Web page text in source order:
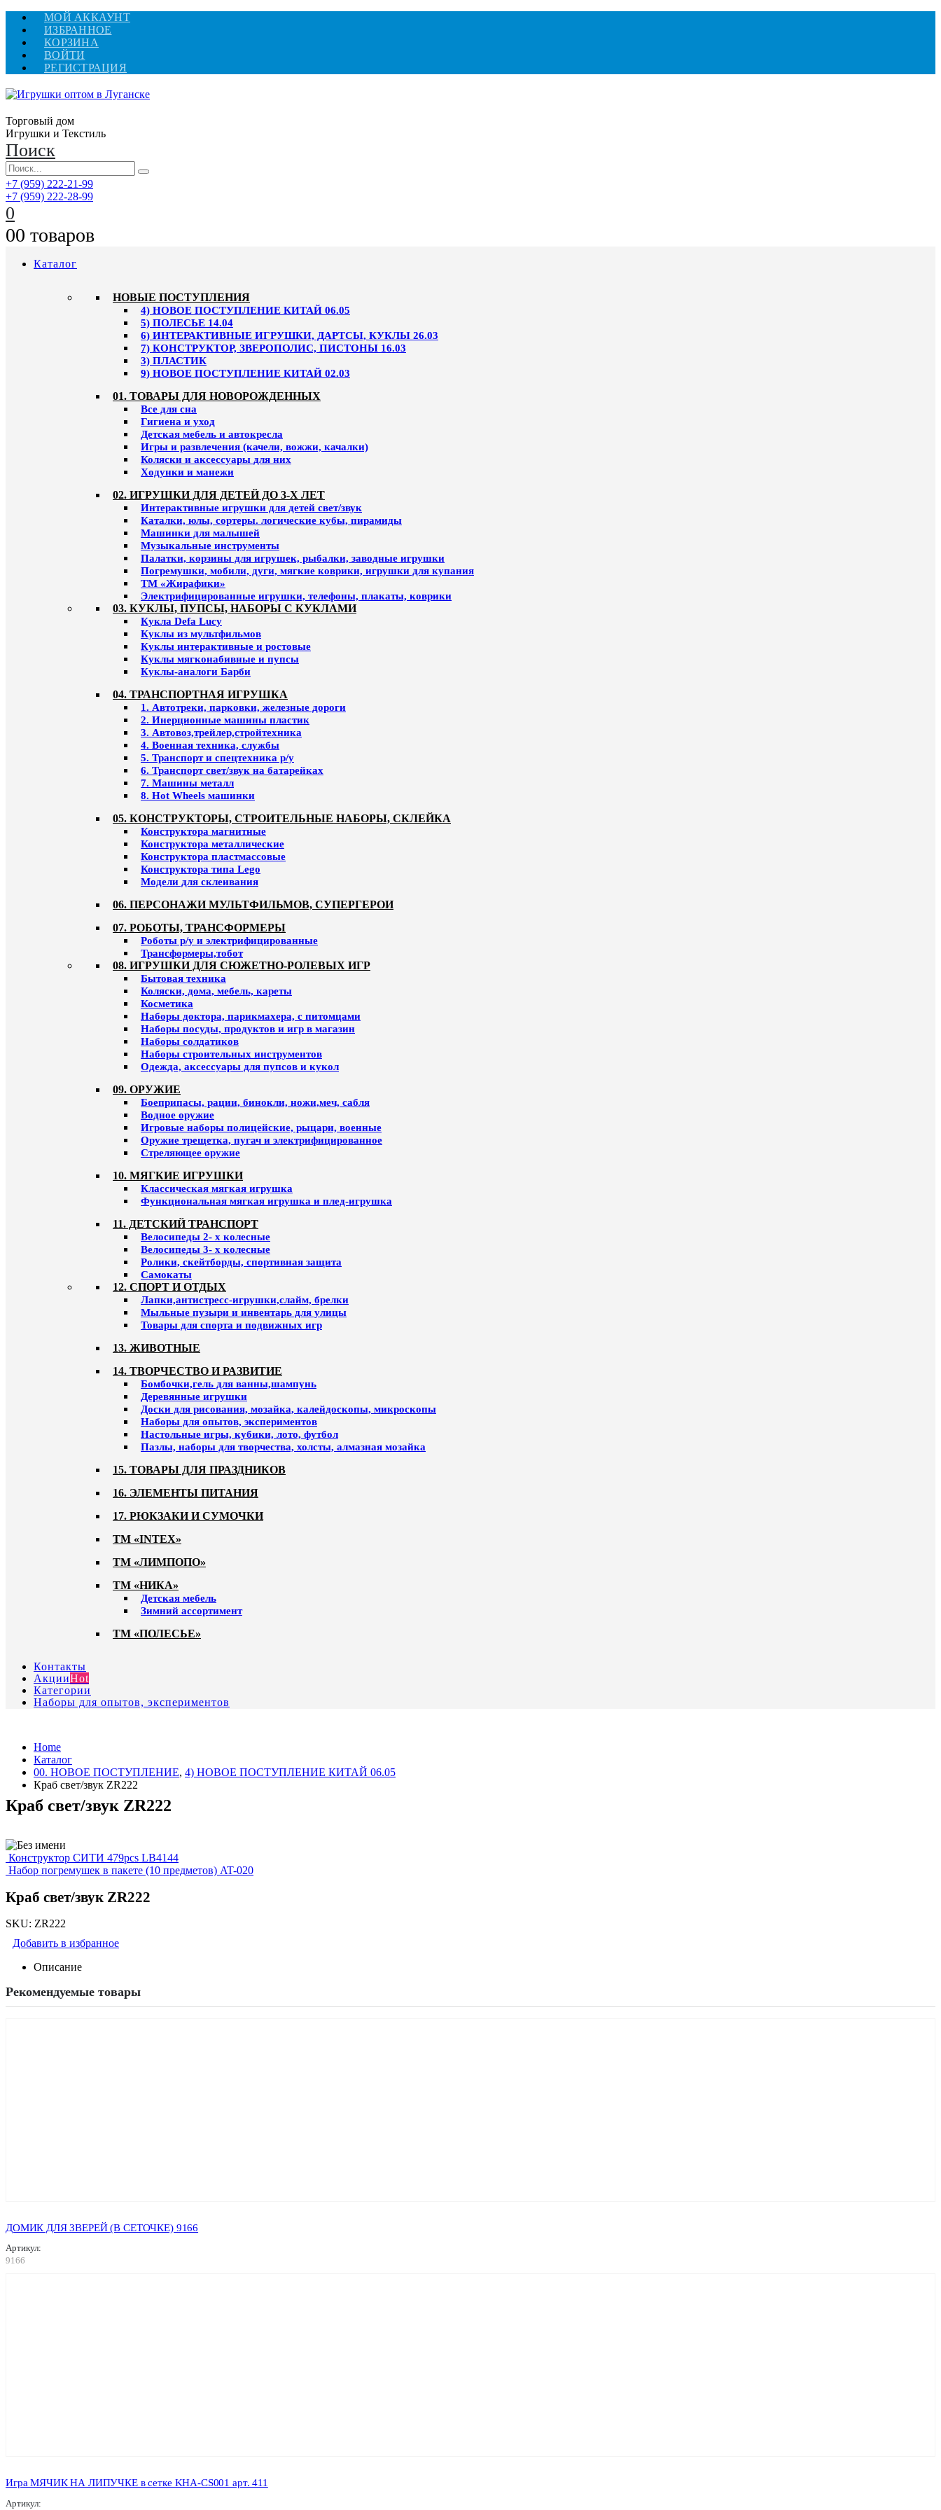
МОЙ АККАУНТ
ИЗБРАННОЕ
КОРЗИНА
ВОЙТИ
РЕГИСТРАЦИЯ
Торговый дом
Игрушки и Текстиль
Поиск
+7 (959) 222-21-99
+7 (959) 222-28-99
0
00 товаров
Каталог
НОВЫЕ ПОСТУПЛЕНИЯ
4) НОВОЕ ПОСТУПЛЕНИЕ КИТАЙ 06.05
5) ПОЛЕСЬЕ 14.04
6) ИНТЕРАКТИВНЫЕ ИГРУШКИ, ДАРТСЫ, КУКЛЫ 26.03
7) КОНСТРУКТОР, ЗВЕРОПОЛИС, ПИСТОНЫ 16.03
3) ПЛАСТИК
9) НОВОЕ ПОСТУПЛЕНИЕ КИТАЙ 02.03
01. ТОВАРЫ ДЛЯ НОВОРОЖДЕННЫХ
Все для сна
Гигиена и уход
Детская мебель и автокресла
Игры и развлечения (качели, вожжи, качалки)
Коляски и аксессуары для них
Ходунки и манежи
02. ИГРУШКИ ДЛЯ ДЕТЕЙ ДО 3-Х ЛЕТ
Интерактивные игрушки для детей свет/звук
Каталки, юлы, сортеры. логические кубы, пирамиды
Машинки для малышей
Музыкальные инструменты
Палатки, корзины для игрушек, рыбалки, заводные игрушки
Погремушки, мобили, дуги, мягкие коврики, игрушки для купания
ТМ «Жирафики»
Электрифицированные игрушки, телефоны, плакаты, коврики
03. КУКЛЫ, ПУПСЫ, НАБОРЫ С КУКЛАМИ
Кукла Defa Lucy
Куклы из мультфильмов
Куклы интерактивные и ростовые
Куклы мягконабивные и пупсы
Куклы-аналоги Барби
04. ТРАНСПОРТНАЯ ИГРУШКА
1. Автотреки, парковки, железные дороги
2. Инерционные машины пластик
3. Автовоз,трейлер,стройтехника
4. Военная техника, службы
5. Транспорт и спецтехника р/у
6. Транспорт свет/звук на батарейках
7. Машины металл
8. Hot Wheels машинки
05. КОНСТРУКТОРЫ, СТРОИТЕЛЬНЫЕ НАБОРЫ, СКЛЕЙКА
Конструктора магнитные
Конструктора металлические
Конструктора пластмассовые
Конструктора типа Lego
Модели для склеивания
06. ПЕРСОНАЖИ МУЛЬТФИЛЬМОВ, СУПЕРГЕРОИ
07. РОБОТЫ, ТРАНСФОРМЕРЫ
Роботы р/у и электрифицированные
Трансформеры,тобот
08. ИГРУШКИ ДЛЯ СЮЖЕТНО-РОЛЕВЫХ ИГР
Бытовая техника
Коляски, дома, мебель, кареты
Косметика
Наборы доктора, парикмахера, с питомцами
Наборы посуды, продуктов и игр в магазин
Наборы солдатиков
Наборы строительных инструментов
Одежда, аксессуары для пупсов и кукол
09. ОРУЖИЕ
Боеприпасы, рации, бинокли, ножи,меч, сабля
Водное оружие
Игровые наборы полицейские, рыцари, военные
Оружие трещетка, пугач и электрифицированное
Стреляющее оружие
10. МЯГКИЕ ИГРУШКИ
Классическая мягкая игрушка
Функциональная мягкая игрушка и плед-игрушка
11. ДЕТСКИЙ ТРАНСПОРТ
Велосипеды 2- х колесные
Велосипеды 3- х колесные
Ролики, скейтборды, спортивная защита
Самокаты
12. СПОРТ И ОТДЫХ
Лапки,антистресс-игрушки,слайм, брелки
Мыльные пузыри и инвентарь для улицы
Товары для спорта и подвижных игр
13. ЖИВОТНЫЕ
14. ТВОРЧЕСТВО И РАЗВИТИЕ
Бомбочки,гель для ванны,шампунь
Деревянные игрушки
Доски для рисования, мозайка, калейдоскопы, микроскопы
Наборы для опытов, экспериментов
Настольные игры, кубики, лото, футбол
Пазлы, наборы для творчества, холсты, алмазная мозайка
15. ТОВАРЫ ДЛЯ ПРАЗДНИКОВ
16. ЭЛЕМЕНТЫ ПИТАНИЯ
17. РЮКЗАКИ И СУМОЧКИ
ТМ «INTEX»
ТМ «ЛИМПОПО»
ТМ «НИКА»
Детская мебель
Зимний ассортимент
ТМ «ПОЛЕСЬЕ»
Контакты
АкцииHot
Категории
Наборы для опытов, экспериментов
Home
Каталог
00. HОВОЕ ПОСТУПЛЕНИЕ, 4) НОВОЕ ПОСТУПЛЕНИЕ КИТАЙ 06.05
Краб свет/звук ZR222
Краб свет/звук ZR222
Конструктор СИТИ 479pcs LB4144
Набор погремушек в пакете (10 предметов) AT-020
Краб свет/звук ZR222
SKU: ZR222
Добавить в избранное
Описание
Рекомендуемые товары
ДОМИК ДЛЯ ЗВЕРЕЙ (В СЕТОЧКЕ) 9166
Артикул:
9166
Игра МЯЧИК НА ЛИПУЧКЕ в сетке KHA-CS001 арт. 411
Артикул: